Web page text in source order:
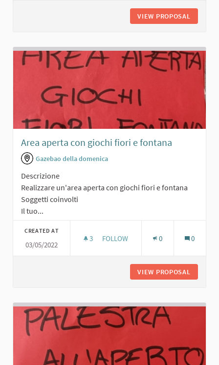
VIEW PROPOSAL
Area aperta con giochi fiori e fontana
Gazebao della domenica
Descrizione
Realizzare un'area aperta con giochi fiori e fontana
Soggetti coinvolti
Il tuo...
CREATED AT
03/05/2022
3 3 FOLLOWERS
FOLLOW 0 0
VIEW PROPOSAL